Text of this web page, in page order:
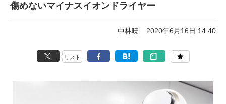
傷めないマイナスイオンドライヤー
中林暁 2020年6月16日 14:40
リスト